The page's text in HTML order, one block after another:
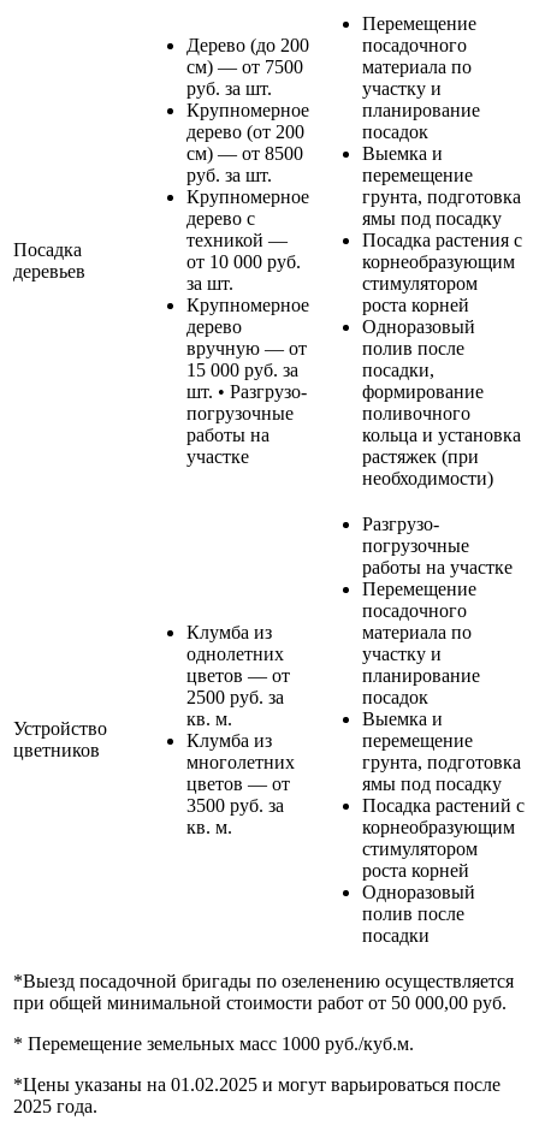
Посадка
деревьев
Дерево (до 200
см) — от 7500
руб. за шт.
Крупномерное
дерево (от 200
см) — от 8500
руб. за шт.
Крупномерное
дерево с
техникой —
от 10 000 руб.
за шт.
Крупномерное
дерево
вручную — от
15 000 руб. за
шт. • Разгрузо-
погрузочные
работы на
участке
Перемещение
посадочного
материала по
участку и
планирование
посадок
Выемка и
перемещение
грунта, подготовка
ямы под посадку
Посадка растения с
корнеобразующим
стимулятором
роста корней
Одноразовый
полив после
посадки,
формирование
поливочного
кольца и установка
растяжек (при
необходимости)
Устройство
цветников
Клумба из
однолетних
цветов — от
2500 руб. за
кв. м.
Клумба из
многолетних
цветов — от
3500 руб. за
кв. м.
Разгрузо-
погрузочные
работы на участке
Перемещение
посадочного
материала по
участку и
планирование
посадок
Выемка и
перемещение
грунта, подготовка
ямы под посадку
Посадка растений с
корнеобразующим
стимулятором
роста корней
Одноразовый
полив после
посадки
*Выезд посадочной бригады по озеленению осуществляется
при общей минимальной стоимости работ от 50 000,00 руб.
* Перемещение земельных масс 1000 руб./куб.м.
*Цены указаны на 01.02.2025 и могут варьироваться после
2025 года.